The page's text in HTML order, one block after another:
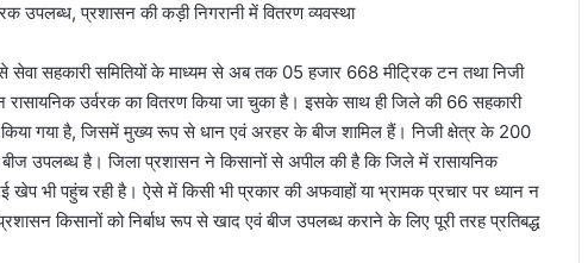
सेवा सहकारी समितियों के माध्यम से अब तक 05 हजार 668 मीट्रिक टन तथा निजी
उर्वरक का वितरण किया जा चुका है। इसके साथ ही जिले की 66 सहकारी
गया है, जिसमें मुख्य रूप से धान एवं अरहर के बीज शामिल हैं। निजी क्षेत्र के 200
उपलब्ध है। जिला प्रशासन ने किसानों से अपील की है कि जिले में रासायनिक
खेप भी पहुंच रही है। ऐसे में किसी भी प्रकार की अफवाहों या भ्रामक प्रचार पर ध्यान न
किसानों को निर्बाध रूप से खाद एवं बीज उपलब्ध कराने के लिए पूरी तरह प्रतिबद्ध